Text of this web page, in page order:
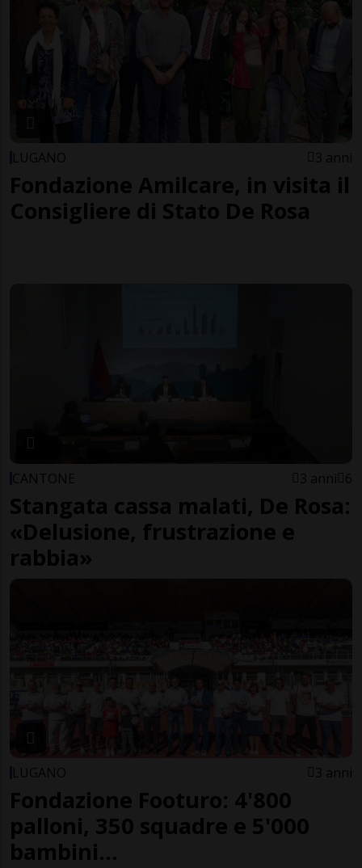
LUGANO 3 anni
Fondazione Amilcare, in visita il
Consigliere di Stato De Rosa
CANTONE 3 anni 6
Stangata cassa malati, De Rosa:
«Delusione, frustrazione e
rabbia»
LUGANO 3 anni
Fondazione Footuro: 4'800
palloni, 350 squadre e 5'000
bambini...